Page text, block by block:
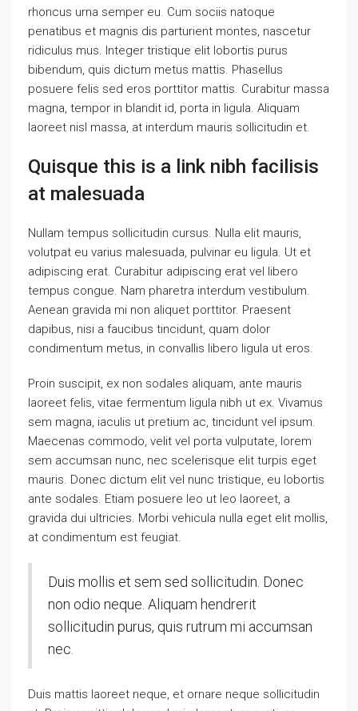
rhoncus urna semper eu. Cum sociis natoque
penatibus et magnis dis parturient montes, nascetur
ridiculus mus. Integer tristique elit lobortis purus
bibendum, quis dictum metus mattis. Phasellus
posuere felis sed eros porttitor mattis. Curabitur massa
magna, tempor in blandit id, porta in ligula. Aliquam
laoreet nisl massa, at interdum mauris sollicitudin et.
Quisque this is a link nibh facilisis
at malesuada
Nullam tempus sollicitudin cursus. Nulla elit mauris,
volutpat eu varius malesuada, pulvinar eu ligula. Ut et
adipiscing erat. Curabitur adipiscing erat vel libero
tempus congue. Nam pharetra interdum vestibulum.
Aenean gravida mi non aliquet porttitor. Praesent
dapibus, nisi a faucibus tincidunt, quam dolor
condimentum metus, in convallis libero ligula ut eros.
Proin suscipit, ex non sodales aliquam, ante mauris
laoreet felis, vitae fermentum ligula nibh ut ex. Vivamus
sem magna, iaculis ut pretium ac, tincidunt vel ipsum.
Maecenas commodo, velit vel porta vulputate, lorem
sem accumsan nunc, nec scelerisque elit turpis eget
mauris. Donec dictum elit vel nunc tristique, eu lobortis
ante sodales. Etiam posuere leo ut leo laoreet, a
gravida dui ultricies. Morbi vehicula nulla eget elit mollis,
at condimentum est feugiat.
Duis mollis et sem sed sollicitudin. Donec
non odio neque. Aliquam hendrerit
sollicitudin purus, quis rutrum mi accumsan
nec.
Duis mattis laoreet neque, et ornare neque sollicitudin